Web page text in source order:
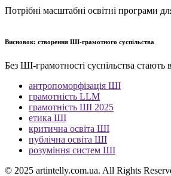
Потрібні масштабні освітні програми
Висновок: створення ШІ-грамотного суспільства
Без ШІ-грамотності суспільства стають
антропоморфізація ШІ
грамотність LLM
грамотність ШІ 2025
етика ШІ
критична освіта ШІ
публічна освіта ШІ
розуміння систем ШІ
© 2025 artintelly.com.ua. All Rights